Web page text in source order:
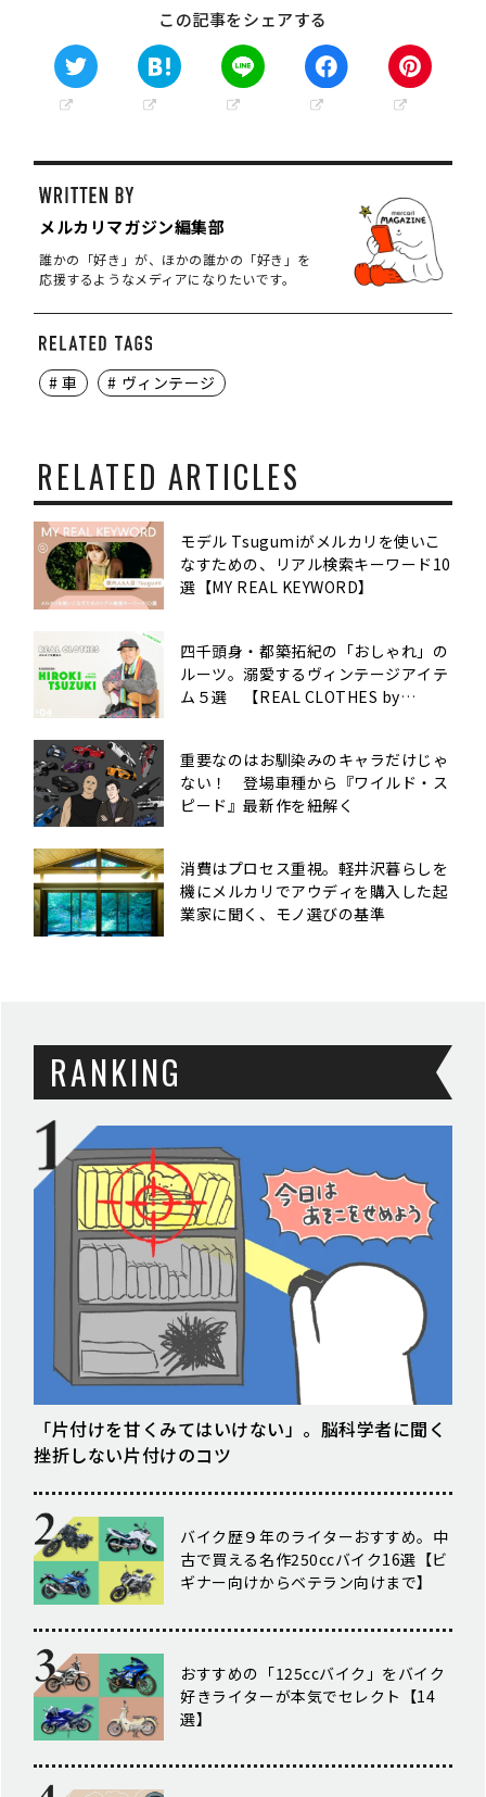
この記事をシェアする
メルカリマガジン編集部
誰かの「好き」が、ほかの誰かの「好き」を
応援するようなメディアになりたいです。
# 車 # ヴィンテージ
RELATED ARTICLES
モデル Tsugumiがメルカリを使いこ
なすための、リアル検索キーワード10
選【MY REAL KEYWORD】
四千頭身・都築拓紀の「おしゃれ」の
ルーツ。溺愛するヴィンテージアイテ
ム５選 【REAL CLOTHES by
重要なのはお馴染みのキャラだけじゃ
ない！ 登場車種から『ワイルド・ス
ピード』最新作を紐解く
消費はプロセス重視。軽井沢暮らしを
機にメルカリでアウディを購入した起
業家に聞く、モノ選びの基準
RANKING
「片付けを甘くみてはいけない」。脳科学者に聞く
挫折しない片付けのコツ
バイク歴９年のライターおすすめ。中
古で買える名作250ccバイク16選【ビ
ギナー向けからベテラン向けまで】
おすすめの「125ccバイク」をバイク
好きライターが本気でセレクト【14
選】